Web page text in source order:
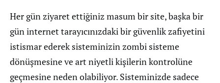
Her gün ziyaret ettiğiniz masum bir site, başka bir
gün internet tarayıcınızdaki bir güvenlik zafiyetini
istismar ederek sisteminizin zombi sisteme
dönüşmesine ve art niyetli kişilerin kontrolüne
geçmesine neden olabiliyor. Sisteminizde sadece